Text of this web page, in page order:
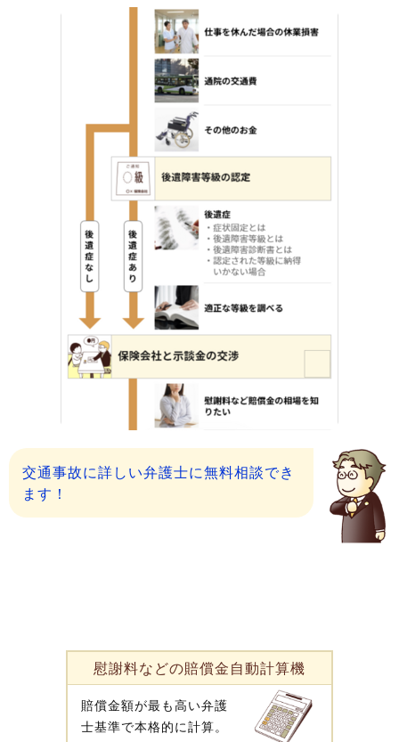
交通事故に詳しい弁護士に無料相談でき
ます！
慰謝料などの賠償金自動計算機
賠償金額が最も高い弁護
士基準で本格的に計算。